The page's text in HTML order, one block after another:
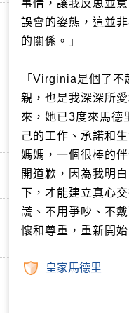
事情，讓我反思並
誤會的姿態，這並
的關係。」
「Virginia是個了
親，也是我深深所
來，她已3度來馬德
己的工作、承諾和
媽媽，一個很棒的
開道歉，因為我明
下，才能建立真心
謊、不用爭吵、不
懷和尊重，重新開始
皇家馬德里